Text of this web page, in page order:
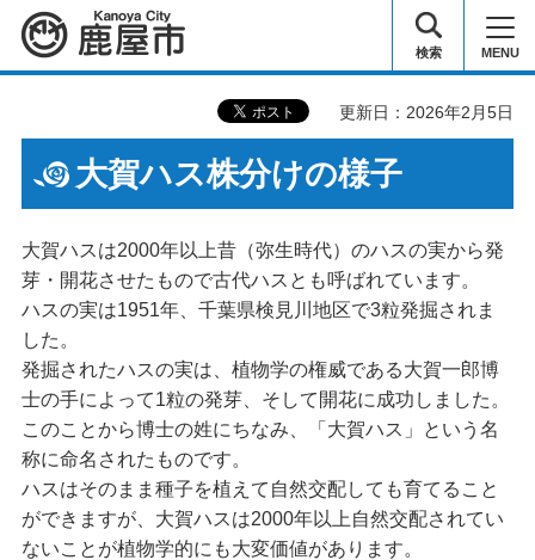
鹿屋市 検索 MENU
更新日：2026年2月5日
大賀ハス株分けの様子
大賀ハスは2000年以上昔（弥生時代）のハスの実から発
芽・開花させたもので古代ハスとも呼ばれています。
ハスの実は1951年、千葉県検見川地区で3粒発掘されま
した。
発掘されたハスの実は、植物学の権威である大賀一郎博
士の手によって1粒の発芽、そして開花に成功しました。
このことから博士の姓にちなみ、「大賀ハス」という名
称に命名されたものです。
ハスはそのまま種子を植えて自然交配しても育てること
ができますが、大賀ハスは2000年以上自然交配されてい
ないことが植物学的にも大変価値があります。